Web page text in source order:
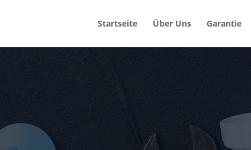
Startseite Über Uns Garantie